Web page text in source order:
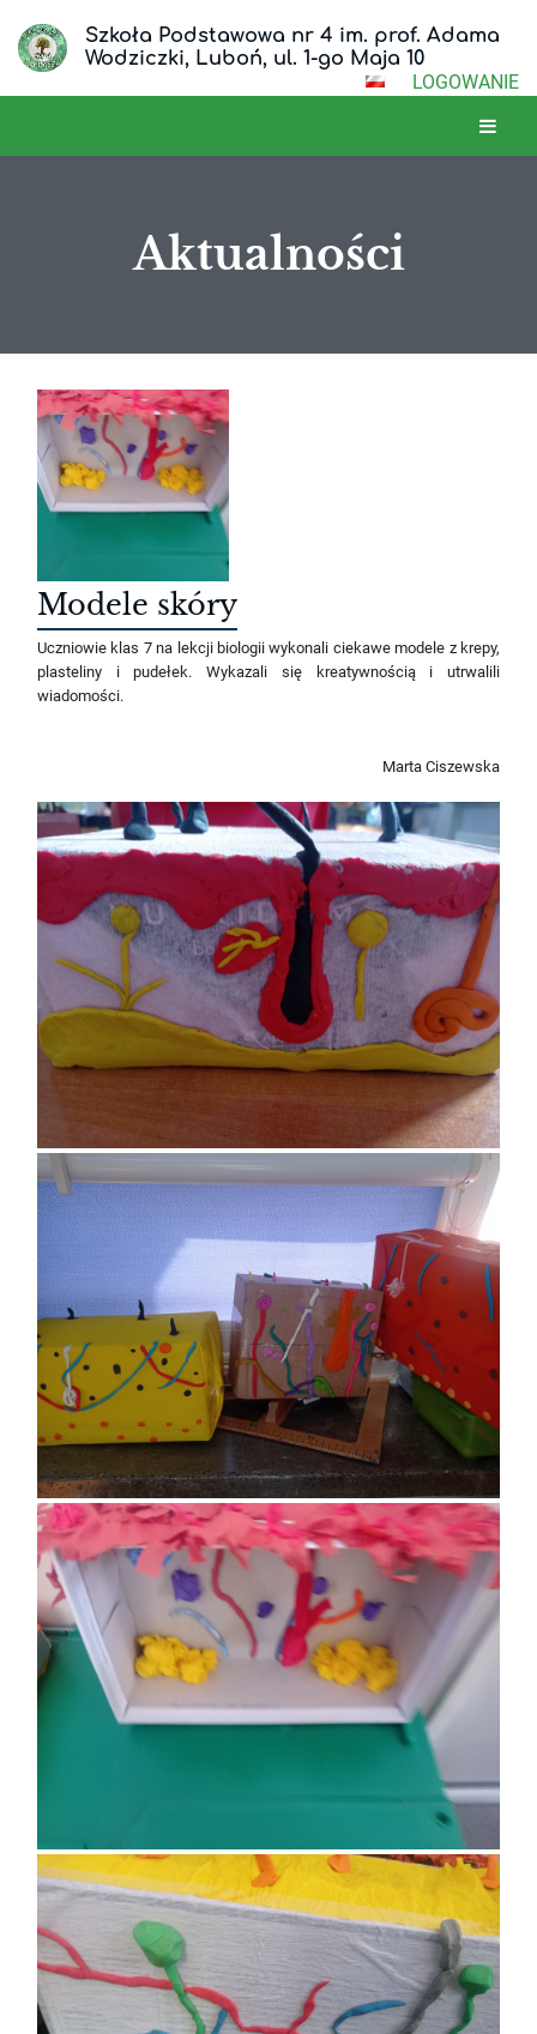
Szkoła Podstawowa nr 4 im. prof. Adama
Wodziczki, Luboń, ul. 1-go Maja 10
LOGOWANIE
Aktualności
Aktualności
Modele skóry
Uczniowie klas 7 na lekcji biologii wykonali ciekawe modele z krepy,
plasteliny i pudełek. Wykazali się kreatywnością i utrwalili
wiadomości.
Marta Ciszewska